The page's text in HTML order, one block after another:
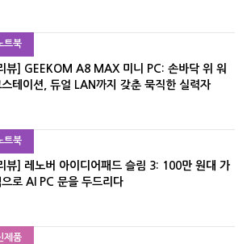
트북
뷰] GEEKOM A8 MAX 미니 PC: 손바닥 위 워
스테이션, 듀얼 LAN까지 갖춘 묵직한 실력자
트북
뷰] 레노버 아이디어패드 슬림 3: 100만 원대 가
으로 AI PC 문을 두드리다
제품